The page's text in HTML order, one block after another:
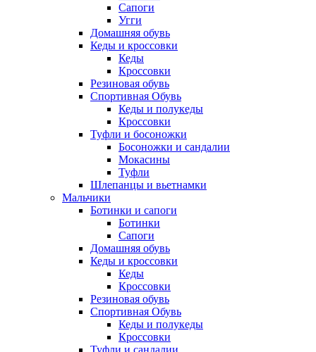
Сапоги
Угги
Домашняя обувь
Кеды и кроссовки
Кеды
Кроссовки
Резиновая обувь
Спортивная Обувь
Кеды и полукеды
Кроссовки
Туфли и босоножки
Босоножки и сандалии
Мокасины
Туфли
Шлепанцы и вьетнамки
Мальчики
Ботинки и сапоги
Ботинки
Сапоги
Домашняя обувь
Кеды и кроссовки
Кеды
Кроссовки
Резиновая обувь
Спортивная Обувь
Кеды и полукеды
Кроссовки
Туфли и сандалии